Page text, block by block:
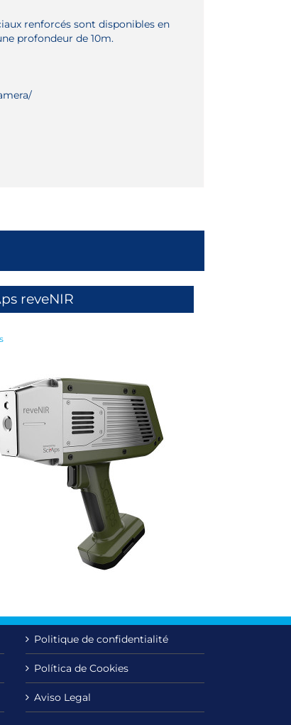
renforcés sont disponibles en
profondeur de 10m.
reveNIR
Politique de confidentialité
Política de Cookies
Aviso Legal